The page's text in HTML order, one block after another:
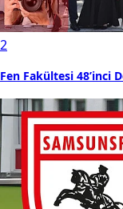
2
Fen Fakültesi 48’inci